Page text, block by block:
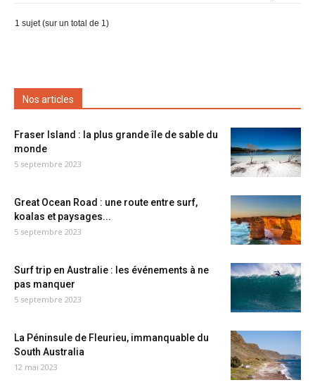
1 sujet (sur un total de 1)
Nos articles
Fraser Island : la plus grande île de sable du
monde
5 septembre 2023
Great Ocean Road : une route entre surf,
koalas et paysages...
5 septembre 2023
Surf trip en Australie : les événements à ne
pas manquer
5 septembre 2023
La Péninsule de Fleurieu, immanquable du
South Australia
12 mai 2023